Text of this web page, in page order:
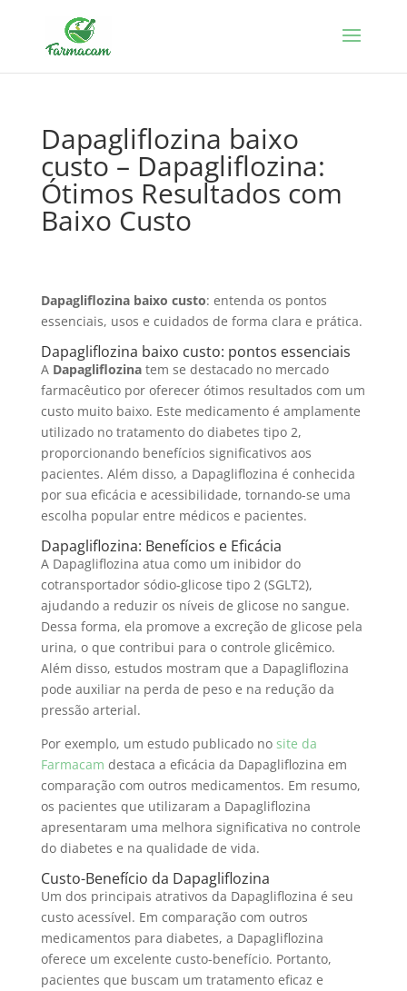
Dapagliflozina baixo
custo – Dapagliflozina:
Ótimos Resultados com
Baixo Custo
Dapagliflozina baixo custo: entenda os pontos
essenciais, usos e cuidados de forma clara e prática.
Dapagliflozina baixo custo: pontos essenciais
A Dapagliflozinatem se destacado no mercado
farmacêutico por oferecer ótimos resultados com um
custo muito baixo. Este medicamento é amplamente
utilizado no tratamento do diabetes tipo 2,
proporcionando benefícios significativos aos
pacientes. Além disso, a Dapagliflozina é conhecida
por sua eficácia e acessibilidade, tornando-se uma
escolha popular entre médicos e pacientes.
Dapagliflozina: Benefícios e Eficácia
A Dapagliflozina atua como um inibidor do
cotransportador sódio-glicose tipo 2 (SGLT2),
ajudando a reduzir os níveis de glicose no sangue.
Dessa forma, ela promove a excreção de glicose pela
urina, o que contribui para o controle glicêmico.
Além disso, estudos mostram que a Dapagliflozina
pode auxiliar na perda de peso e na redução da
pressão arterial.
Por exemplo, um estudo publicado no site da
Farmacam destaca a eficácia da Dapagliflozina em
comparação com outros medicamentos. Em resumo,
os pacientes que utilizaram a Dapagliflozina
apresentaram uma melhora significativa no controle
do diabetes e na qualidade de vida.
Custo-Benefício da Dapagliflozina
Um dos principais atrativos da Dapagliflozina é seu
custo acessível. Em comparação com outros
medicamentos para diabetes, a Dapagliflozina
oferece um excelente custo-benefício. Portanto,
pacientes que buscam um tratamento eficaz e